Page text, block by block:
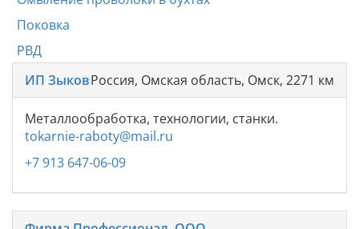
Поковка
РВД
ИП ЗыковРоссия, Омская область, Омск, 2271 км
Металлообработка, технологии, станки.
tokarnie-raboty@mail.ru
+7 913 647-06-09